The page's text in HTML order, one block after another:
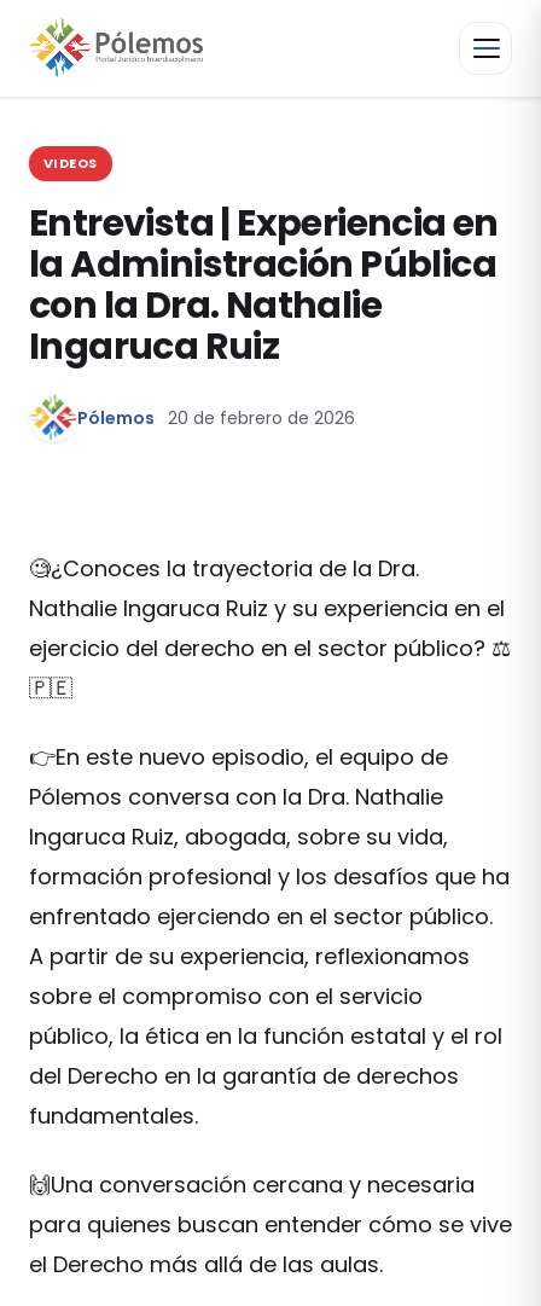
VIDEOS
Entrevista | Experiencia en
la Administración Pública
con la Dra. Nathalie
Ingaruca Ruiz
Pólemos 20 de febrero de 2026
🧐¿Conoces la trayectoria de la Dra.
Nathalie Ingaruca Ruiz y su experiencia en el
ejercicio del derecho en el sector público? ⚖️
🇵🇪
👉En este nuevo episodio, el equipo de
Pólemos conversa con la Dra. Nathalie
Ingaruca Ruiz, abogada, sobre su vida,
formación profesional y los desafíos que ha
enfrentado ejerciendo en el sector público.
A partir de su experiencia, reflexionamos
sobre el compromiso con el servicio
público, la ética en la función estatal y el rol
del Derecho en la garantía de derechos
fundamentales.
🙌Una conversación cercana y necesaria
para quienes buscan entender cómo se vive
el Derecho más allá de las aulas.